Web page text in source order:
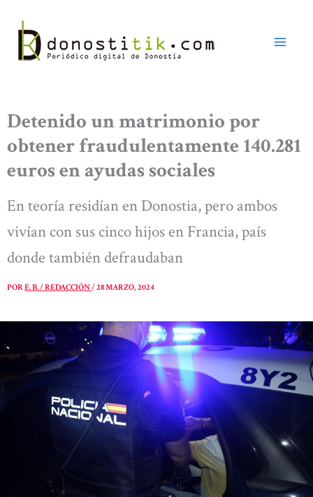
contenido
Detenido un matrimonio por
obtener fraudulentamente 140.281
euros en ayudas sociales
En teoría residían en Donostia, pero ambos
vivían con sus cinco hijos en Francia, país
donde también defraudaban
PORE. B. / REDACCIÓN/28 MARZO, 2024